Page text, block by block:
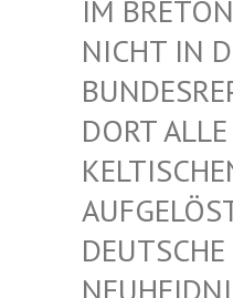
M
ICHT IN
ORT ALLE K
UFGELÖST
EUTSCHE N